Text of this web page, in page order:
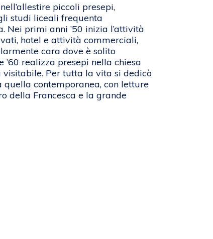
piccoli presepi,
studi liceali frequenta
primi anni ’50 inizia l’attività
hotel e attività commerciali,
cara dove è solito
realizza presepi nella chiesa
visitabile. Per tutta la vita si dedicò
contemporanea, con letture
della Francesca e la grande